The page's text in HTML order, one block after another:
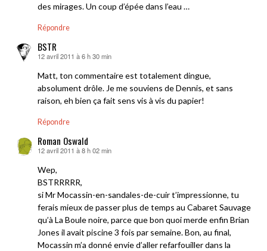
des mirages. Un coup d’épée dans l’eau …
Répondre
BSTR
dit :
12 avril 2011 à 6 h 30 min
Matt, ton commentaire est totalement dingue,
absolument drôle. Je me souviens de Dennis, et sans
raison, eh bien ça fait sens vis à vis du papier!
Répondre
Roman Oswald
dit :
12 avril 2011 à 8 h 02 min
Wep,
BSTRRRRR,
si Mr Mocassin-en-sandales-de-cuir t’impressionne, tu
ferais mieux de passer plus de temps au Cabaret Sauvage
qu’à La Boule noire, parce que bon quoi merde enfin Brian
Jones il avait piscine 3 fois par semaine. Bon, au final,
Mocassin m’a donné envie d’aller refarfouiller dans la